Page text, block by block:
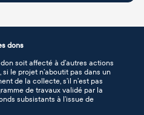
dons
soit affecté à d’autres actions
le projet n’aboutit pas dans un
de la collecte, s’il n’est pas
de travaux validé par la
subsistants à l’issue de